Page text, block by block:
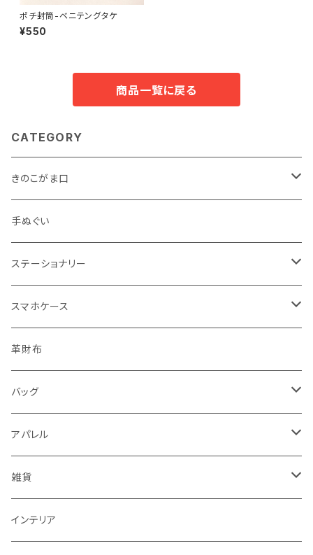
ポチ封筒-ベニテングタケ
¥550
商品一覧に戻る
CATEGORY
きのこがま口
手のひらサイズ
バッグサイズ
手ぬぐい
ステーショナリー
ポストカード・ボールペン
レターセット・メモ
シール・ステッカー・マスキングテープ
スタンプ・はんこ
ノート・手帳・カレンダー
ラッピングペーパー・封筒
スマホケース
手帳型ケース
グリップ型ケース
スマホリング
マルチクロス（メガネ拭き）
革財布
バッグ
トートバッグ・ランチバッグ
がま口バッグ
アパレル
Tシャツ
ワンピース
雑貨
ポーチ
インテリア